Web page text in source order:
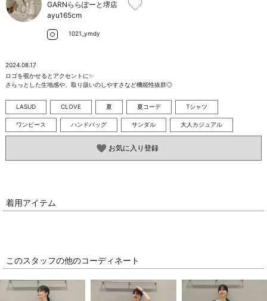
GARNららぽーと堺店
ayu165cm
1021_ymdy
2024.08.17
ロゴを覗かせるとアクセントに✨
さらっとした生地感や、取り扱いのしやすさなど機能性抜群◎
LASUD CLOVE 夏 夏コーデ Tシャツ
ワンピース ハンドバッグ サンダル 大人カジュアル
お気に入り登録
着用アイテム
このスタッフの他のコーディネート